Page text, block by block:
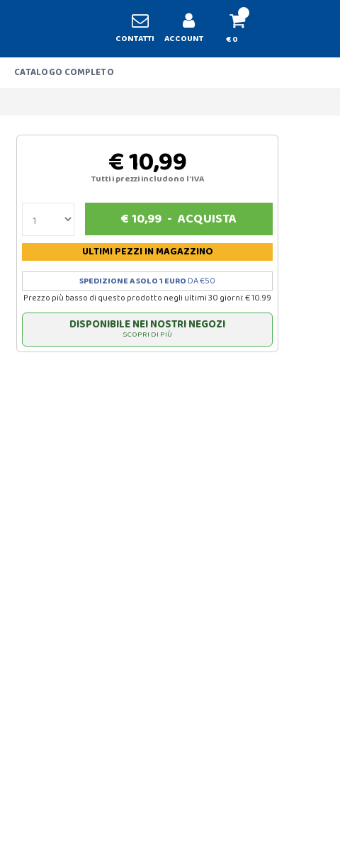
CONTATTI ACCOUNT € 0
CATALOGO COMPLETO
€ 10,99
Tutti i prezzi includono l'IVA
€10,99 -ACQUISTA
ULTIMI PEZZIIN MAGAZZINO
SPEDIZIONE A SOLO 1 EURO DA €50
Prezzo più basso di questo prodotto negli ultimi 30 giorni: € 10.99
DISPONIBILE NEI NOSTRI NEGOZI
SCOPRI DI PIÙ